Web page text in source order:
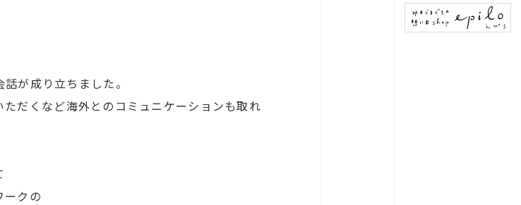
が成り立ちました。
だくなど海外とのコミュニケーションも取れ
ークの